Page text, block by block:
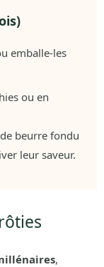
emballe-les
ou en
beurre fondu
leur saveur.
,